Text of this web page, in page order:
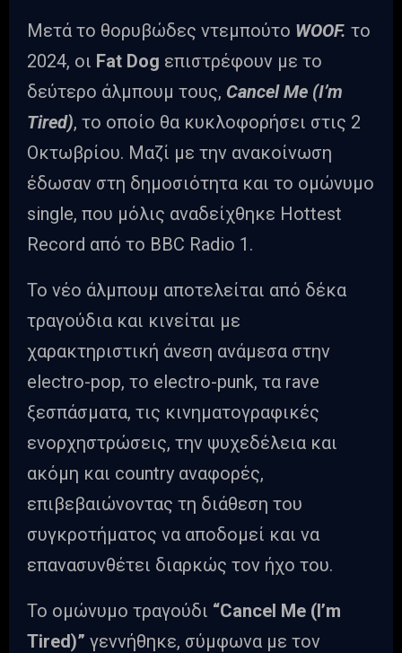
Μετά το θορυβώδες ντεμπούτο WOOF. το
2024, οι Fat Dog επιστρέφουν με το
δεύτερο άλμπουμ τους, Cancel Me (I’m
Tired), το οποίο θα κυκλοφορήσει στις 2
Οκτωβρίου. Μαζί με την ανακοίνωση
έδωσαν στη δημοσιότητα και το ομώνυμο
single, που μόλις αναδείχθηκε Hottest
Record από το BBC Radio 1.
Το νέο άλμπουμ αποτελείται από δέκα
τραγούδια και κινείται με
χαρακτηριστική άνεση ανάμεσα στην
electro-pop, το electro-punk, τα rave
ξεσπάσματα, τις κινηματογραφικές
ενορχηστρώσεις, την ψυχεδέλεια και
ακόμη και country αναφορές,
επιβεβαιώνοντας τη διάθεση του
συγκροτήματος να αποδομεί και να
επανασυνθέτει διαρκώς τον ήχο του.
Το ομώνυμο τραγούδι “Cancel Me (I’m
Tired)” γεννήθηκε, σύμφωνα με τον